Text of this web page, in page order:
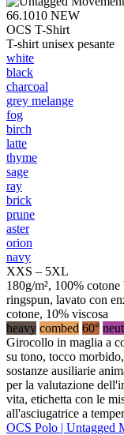
66.1010 NEW
OCS T-Shirt
T-shirt unisex pesante
white
black
charcoal
grey melange
fog
birch
latte
thyme
sage
ray
brick
prune
aster
orion
navy
XXS – 5XL
180g/m², 100%
ringspun, lavato con
cotone, 10% viscosa
heavy combed 60°
Girocollo in maglia a
su tono, tocco
sostanze ausiliarie
per la valutazione
vita, etichetta con le
all'asciugatrice a
OCS Polo | Untagged